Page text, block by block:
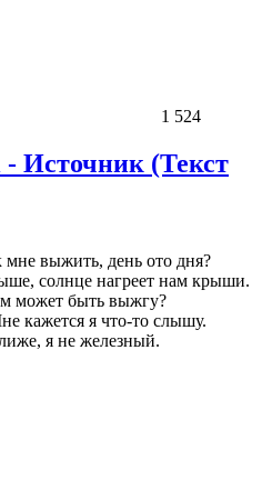
1 524
Источник (Текст
выжить, день ото дня?
солнце нагреет нам крыши.
может быть выжгу?
кажется я что-то слышу.
я не железный.